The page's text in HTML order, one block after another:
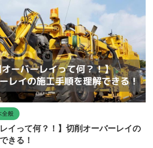
全般
レイって何？！】切削オーバーレイの
きる！